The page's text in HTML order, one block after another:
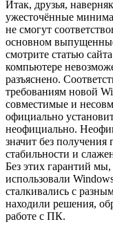
Итак, друзья,
ужесточённые
не смогут
основном
смотрите статью
компьютере
разъяснено.
требованиям новой
совместимые и
официально
неофициально.
значит без получения
стабильности и
Без этих гарантий
использовали
сталкивались с
находили решения,
работе с ПК.